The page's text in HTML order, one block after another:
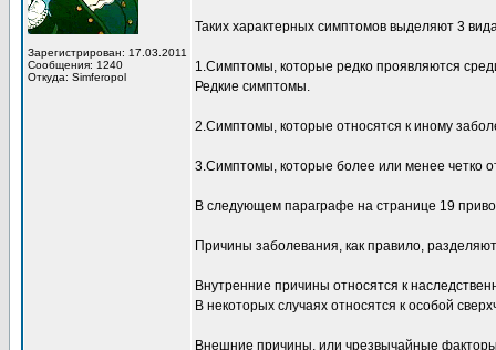
Зарегистрирован: 17.03.2011
Сообщения: 1240
Откуда: Simferopol
Таких характерных симптомов выделяют 3
1.Симптомы, которые редко проявляются
Редкие симптомы.
2.Симптомы, которые относятся к иному
3.Симптомы, которые более или менее четко
В следующем параграфе на странице 19
Причины заболевания, как правило,
Внутренние причины относятся к
В некоторых случаях относятся к особой
Внешние причины, или чрезвычайные